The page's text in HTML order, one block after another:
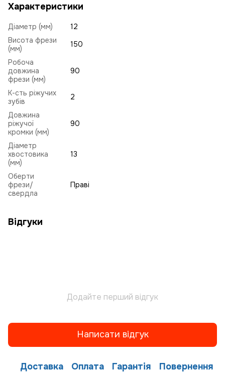
Характеристики
Діаметр (мм)
12
Висота фрези
(мм)
150
Робоча
довжина
фрези (мм)
90
К-сть ріжучих
зубів
2
Довжина
ріжучої
кромки (мм)
90
Діаметр
хвостовика
(мм)
13
Оберти
фрези/
свердла
Праві
Відгуки
Додайте перший відгук
Написати відгук
Доставка Оплата Гарантія Повернення